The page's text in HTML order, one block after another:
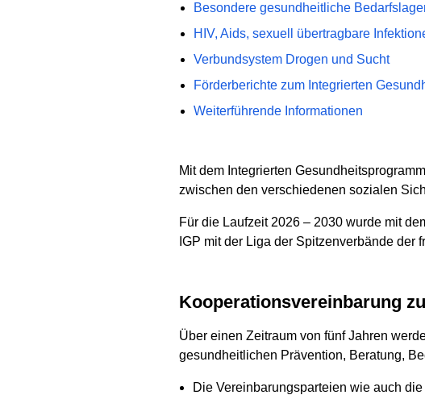
Besondere gesundheitliche
HIV, Aids, sexuell übertragbare
Verbundsystem Drogen und Sucht
Förderberichte zum Integrierten
Weiterführende Informationen
Mit dem Integrierten
zwischen den verschiedenen sozialen
Für die Laufzeit 2026 – 2030 wurde mit
IGP mit der Liga der Spitzenverbände
Kooperationsvereinbarung
Über einen Zeitraum von fünf Jahren
gesundheitlichen Prävention, Beratung,
Die Vereinbarungsparteien wie auch